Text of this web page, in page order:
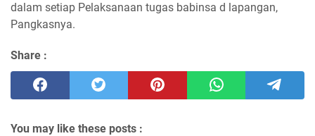
dalam setiap Pelaksanaan tugas babinsa d lapangan,
Pangkasnya.
Share :
You may like these posts :